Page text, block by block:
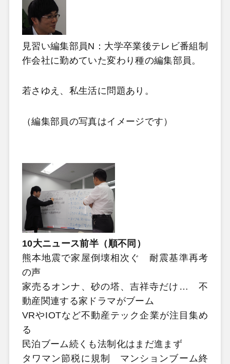
見習い編集部員N：大学卒業後テレビ番組制
作会社に勤めていた変わり種の編集部員。
若さゆえ、私生活に問題あり。
（編集部員の写真はイメージです）
10大ニュース前半（順不同）
熊本地震で家屋倒壊相次ぐ 耐震基準再考
の声
家売るオンナ、砂の塔、吉祥寺だけ… 不
動産関連する家ドラマがブーム
VRやIOTなど不動産テック企業が注目集め
る
民泊ブーム続くも法制化はまだ進まず
タワマン節税に規制 マンションブーム終